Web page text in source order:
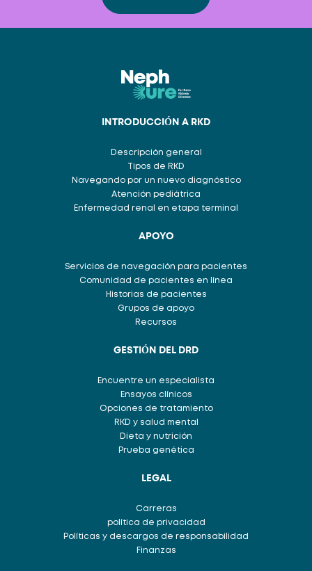
INTRODUCCIÓN A RKD
Descripción general
Tipos de RKD
Navegando por un nuevo diagnóstico
Atención pediátrica
Enfermedad renal en etapa terminal
APOYO
Servicios de navegación para pacientes
Comunidad de pacientes en línea
Historias de pacientes
Grupos de apoyo
Recursos
GESTIÓN DEL DRD
Encuentre un especialista
Ensayos clínicos
Opciones de tratamiento
RKD y salud mental
Dieta y nutrición
Prueba genética
LEGAL
Carreras
política de privacidad
Políticas y descargos de responsabilidad
Finanzas